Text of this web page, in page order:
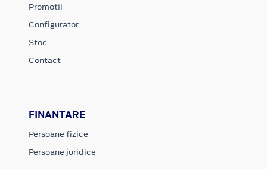
Promotii
Configurator
Stoc
Contact
FINANTARE
Persoane fizice
Persoane juridice